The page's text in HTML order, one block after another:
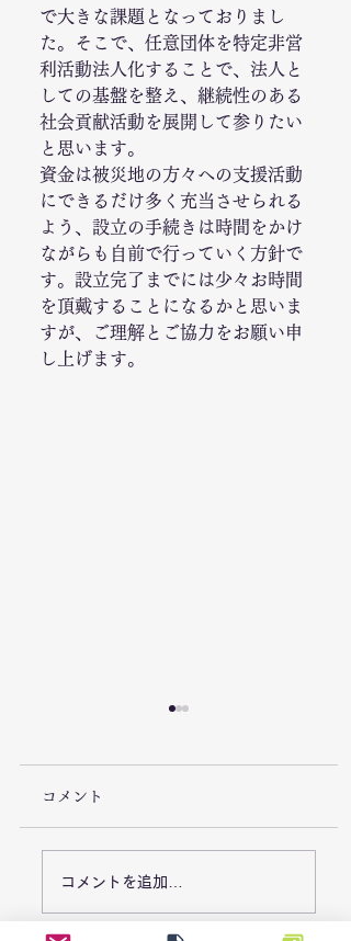
で大きな課題となっておりまし
た。そこで、任意団体を特定非営
利活動法人化することで、法人と
しての基盤を整え、継続性のある
社会貢献活動を展開して参りたい
と思います。
資金は被災地の方々への支援活動
にできるだけ多く充当させられる
よう、設立の手続きは時間をかけ
ながらも自前で行っていく方針で
す。設立完了までには少々お時間
を頂戴することになるかと思いま
すが、ご理解とご協力をお願い申
し上げます。
7/26「栃木県足利市で
豪雨災害による復旧支
コメント
コメントを追加…